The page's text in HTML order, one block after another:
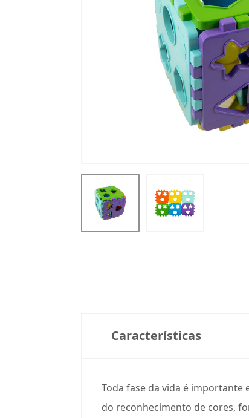
Características
Toda fase da vida é importante
do reconhecimento de cores,